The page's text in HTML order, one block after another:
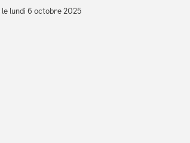
le lundi 6 octobre 2025